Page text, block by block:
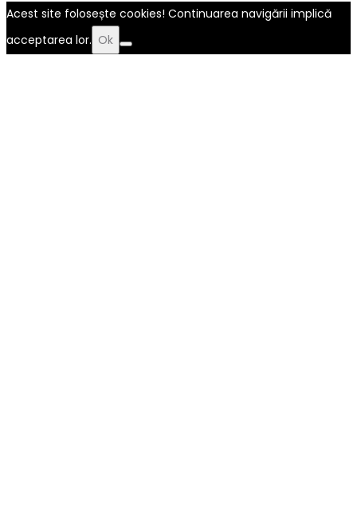
Acest site folosește cookies! Continuarea navigării implică
acceptarea lor. Ok